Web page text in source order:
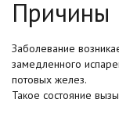
Причины
Заболевание
замедленного
потовых желез.
Такое состояние